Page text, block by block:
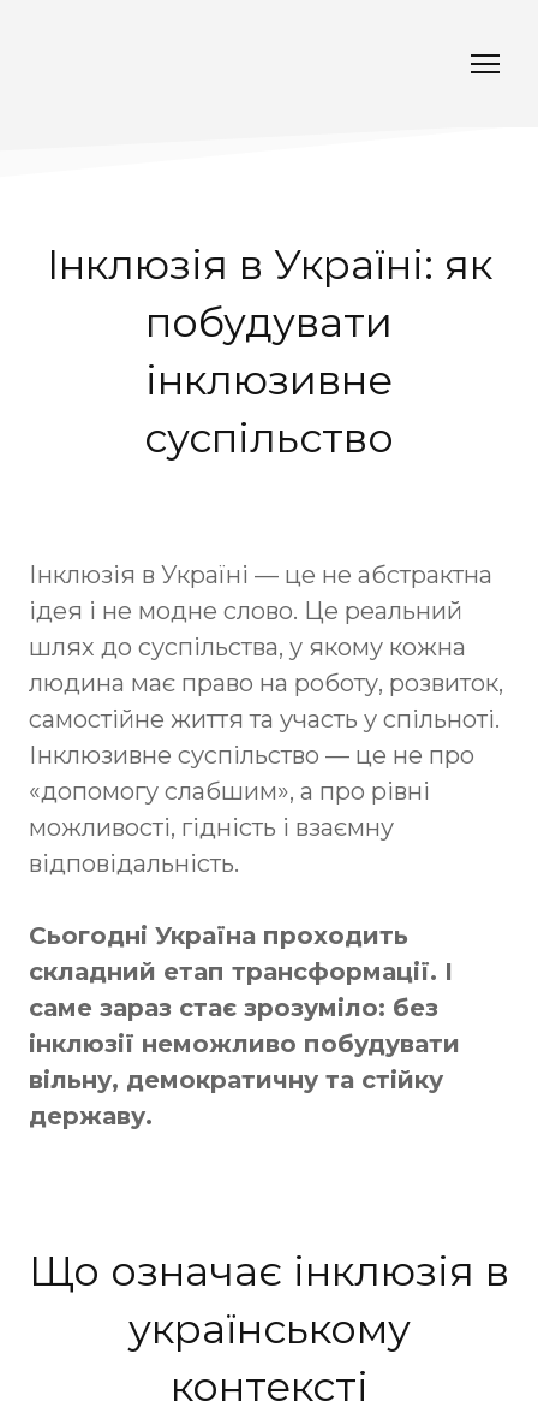
Інклюзія в Україні: як
побудувати
інклюзивне
суспільство
Інклюзія в Україні — це не абстрактна
ідея і не модне слово. Це реальний
шлях до суспільства, у якому кожна
людина має право на роботу, розвиток,
самостійне життя та участь у спільноті.
Інклюзивне суспільство — це не про
«допомогу слабшим», а про рівні
можливості, гідність і взаємну
відповідальність.
Сьогодні Україна проходить
складний етап трансформації. І
саме зараз стає зрозуміло: без
інклюзії неможливо побудувати
вільну, демократичну та стійку
державу.
Що означає інклюзія в
українському
контексті